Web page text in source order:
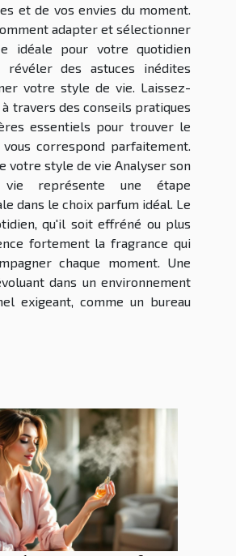
et de vos envies du moment.
adapter et sélectionner
idéale pour votre quotidien
révéler des astuces inédites
votre style de vie. Laissez-
à travers des conseils pratiques
essentiels pour trouver le
correspond parfaitement.
votre style de vie Analyser son
représente une étape
dans le choix parfum idéal. Le
qu'il soit effréné ou plus
fortement la fragrance qui
chaque moment. Une
dans un environnement
exigeant, comme un bureau